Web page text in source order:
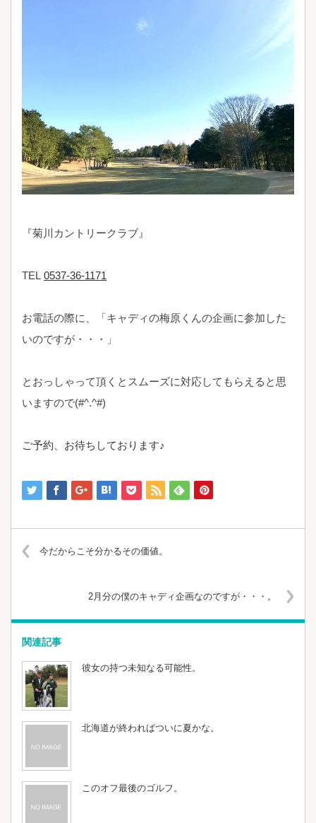
『菊川カントリークラブ』
TEL 0537-36-1171
お電話の際に、「キャディの梅原くんの企画に参加した
いのですが・・・」
とおっしゃって頂くとスムーズに対応してもらえると思
いますので(#^.^#)
ご予約、お待ちしております♪
今だからこそ分かるその価値。
2月分の僕のキャディ企画なのですが・・・。
関連記事
彼女の持つ未知なる可能性。
北海道が終わればついに夏かな。
このオフ最後のゴルフ。